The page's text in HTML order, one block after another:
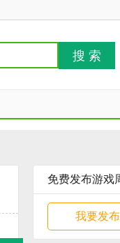
搜 索
免费发布游戏
我要发